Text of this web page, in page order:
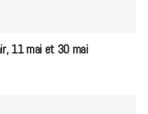
11 mai et 30 mai